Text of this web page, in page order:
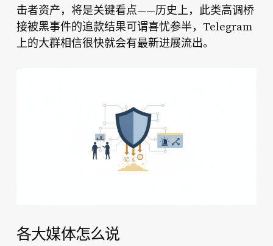
击者资产，将是关键看点——历史上，此类高调桥
接被黑事件的追款结果可谓喜忧参半，Telegram
上的大群相信很快就会有最新进展流出。
各大媒体怎么说